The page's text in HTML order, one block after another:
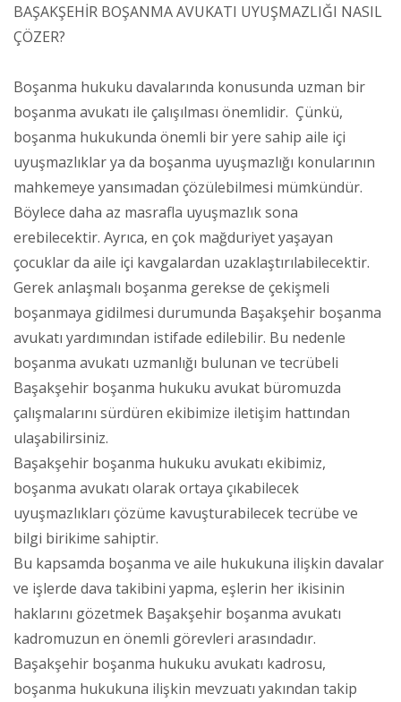
BAŞAKŞEHİR BOŞANMA AVUKATI UYUŞMAZLIĞI NASIL
ÇÖZER?
Boşanma hukuku davalarında konusunda uzman bir
boşanma avukatı ile çalışılması önemlidir. Çünkü,
boşanma hukukunda önemli bir yere sahip aile içi
uyuşmazlıklar ya da boşanma uyuşmazlığı konularının
mahkemeye yansımadan çözülebilmesi mümkündür.
Böylece daha az masrafla uyuşmazlık sona
erebilecektir. Ayrıca, en çok mağduriyet yaşayan
çocuklar da aile içi kavgalardan uzaklaştırılabilecektir.
Gerek anlaşmalı boşanma gerekse de çekişmeli
boşanmaya gidilmesi durumunda Başakşehir boşanma
avukatı yardımından istifade edilebilir. Bu nedenle
boşanma avukatı uzmanlığı bulunan ve tecrübeli
Başakşehir boşanma hukuku avukat büromuzda
çalışmalarını sürdüren ekibimize iletişim hattından
ulaşabilirsiniz.
Başakşehir boşanma hukuku avukatı ekibimiz,
boşanma avukatı olarak ortaya çıkabilecek
uyuşmazlıkları çözüme kavuşturabilecek tecrübe ve
bilgi birikime sahiptir.
Bu kapsamda boşanma ve aile hukukuna ilişkin davalar
ve işlerde dava takibini yapma, eşlerin her ikisinin
haklarını gözetmek Başakşehir boşanma avukatı
kadromuzun en önemli görevleri arasındadır.
Başakşehir boşanma hukuku avukatı kadrosu,
boşanma hukukuna ilişkin mevzuatı yakından takip